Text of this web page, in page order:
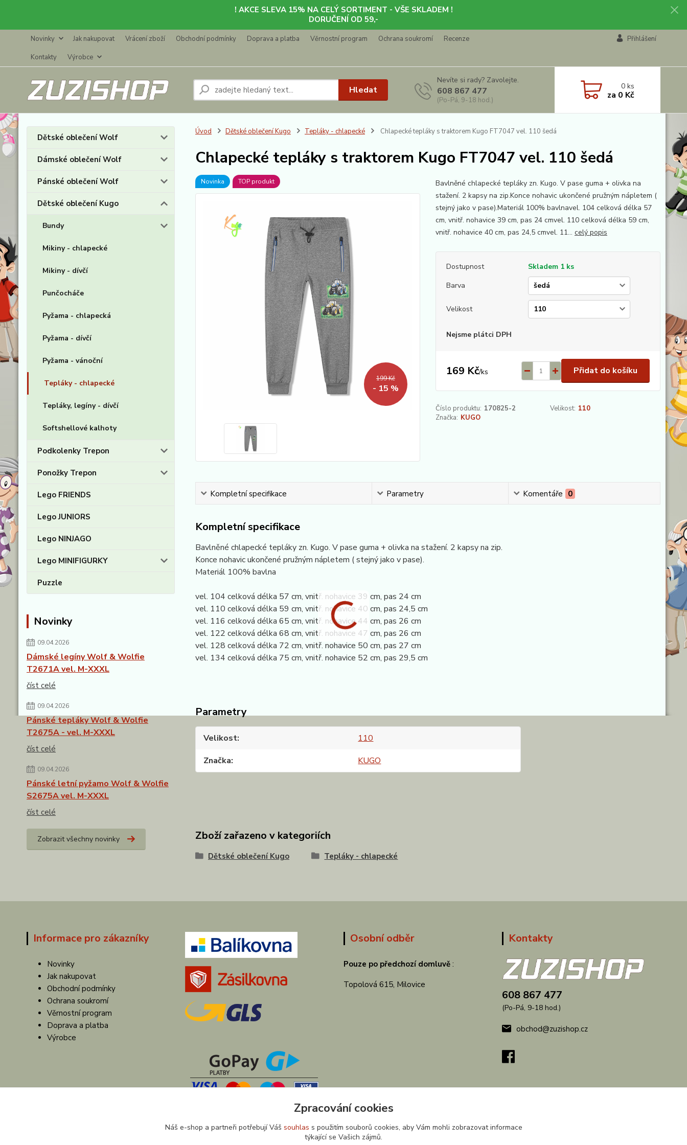
! AKCE SLEVA 15% NA CELÝ SORTIMENT - VŠE SKLADEM !
DORUČENÍ OD 59,-
Novinky Jak nakupovat Vrácení zboží Obchodní podmínky Doprava a platba Věrnostní program Ochrana soukromí
Recenze
Kontakty
Výrobce
Přihlášení
Hledat
Nevíte si rady? Zavolejte.
608 867 477
(Po-Pá, 9-18 hod.)
0ks
za 0 Kč
Dětské oblečení Wolf
Dámské oblečení Wolf
Pánské oblečení Wolf
Dětské oblečení Kugo
Bundy
Mikiny - chlapecké
Mikiny - dívčí
Punčocháče
Pyžama - chlapecká
Pyžama - dívčí
Pyžama - vánoční
Tepláky - chlapecké
Tepláky, legíny - dívčí
Softshellové kalhoty
Podkolenky Trepon
Ponožky Trepon
Lego FRIENDS
Lego JUNIORS
Lego NINJAGO
Lego MINIFIGURKY
Puzzle
Novinky
09.04.2026
Dámské legíny Wolf & Wolfie
T2671A vel. M-XXXL
číst celé
09.04.2026
Pánské tepláky Wolf & Wolfie
T2675A - vel. M-XXXL
číst celé
09.04.2026
Pánské letní pyžamo Wolf & Wolfie
S2675A vel. M-XXXL
číst celé
Zobrazit všechny novinky
Úvod Dětské oblečení Kugo Tepláky - chlapecké Chlapecké tepláky s traktorem Kugo FT7047 vel. 110 šedá
Chlapecké tepláky s traktorem Kugo FT7047 vel. 110 šedá
Novinka TOP produkt
199 Kč
- 15 %
Bavlněné chlapecké tepláky zn. Kugo. V pase guma + olivka na
stažení. 2 kapsy na zip.Konce nohavic ukončené pružným nápletem (
stejný jako v pase).Materiál 100% bavlnavel. 104 celková délka 57
cm, vnitř. nohavice 39 cm, pas 24 cmvel. 110 celková délka 59 cm,
vnitř. nohavice 40 cm, pas 24,5 cmvel. 11... celý popis
Dostupnost
Skladem 1 ks
Barva
Velikost
Nejsme plátci DPH
169 Kč/ks Přidat do košíku
Číslo produktu: 170825-2 Velikost: 110
Značka: KUGO
Kompletní specifikace Parametry Komentáře 0
Kompletní specifikace
Bavlněné chlapecké tepláky zn. Kugo. V pase guma + olivka na stažení. 2 kapsy na zip.
Konce nohavic ukončené pružným nápletem ( stejný jako v pase).
Materiál 100% bavlna
vel. 104 celková délka 57 cm, vnitř. nohavice 39 cm, pas 24 cm
vel. 110 celková délka 59 cm, vnitř. nohavice 40 cm, pas 24,5 cm
vel. 116 celková délka 65 cm, vnitř. nohavice 44 cm, pas 26 cm
vel. 122 celková délka 68 cm, vnitř. nohavice 47 cm, pas 26 cm
vel. 128 celková délka 72 cm, vnitř. nohavice 50 cm, pas 27 cm
vel. 134 celková délka 75 cm, vnitř. nohavice 52 cm, pas 29,5 cm
Parametry
Velikost
110
Značka
KUGO
Zboží zařazeno v kategoriích
Dětské oblečení Kugo Tepláky - chlapecké
Informace pro zákazníky
Novinky
Jak nakupovat
Obchodní podmínky
Ochrana soukromí
Věrnostní program
Doprava a platba
Výrobce
Osobní odběr
Pouze po předchozí domluvě :
Topolová 615, Milovice
Kontakty
608 867 477
(Po-Pá, 9-18 hod.)
obchod@zuzishop.cz
Zpracování cookies
Náš e-shop a partneři potřebují Váš souhlas s použitím souborů cookies, aby Vám mohli zobrazovat informace
týkající se Vašich zájmů.